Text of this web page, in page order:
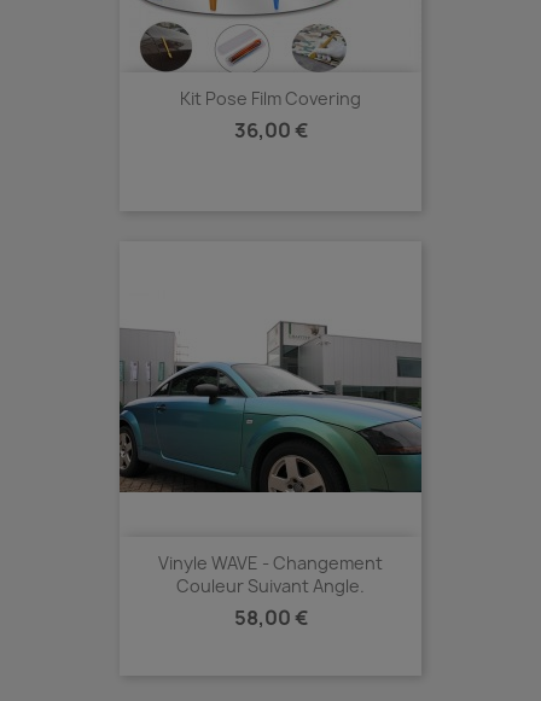
Kit Pose Film Covering
Prix
36,00 €
Vinyle WAVE - Changement
Couleur Suivant Angle.
Prix
58,00 €